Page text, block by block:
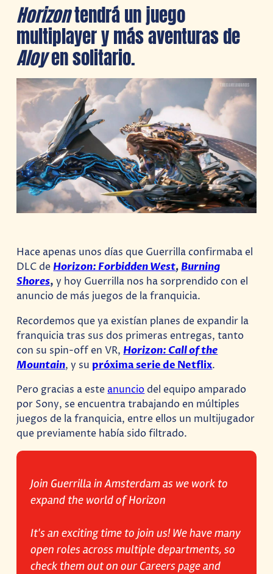
Horizontendrá un juego
multiplayer y más aventuras de
Aloyen solitario.
Hace apenas unos días que Guerrilla confirmaba el
DLC de Horizon: Forbidden West, Burning
Shores, y hoy Guerrilla nos ha sorprendido con el
anuncio de más juegos de la franquicia.
Recordemos que ya existían planes de expandir la
franquicia tras sus dos primeras entregas, tanto
con su spin-off en VR, Horizon: Call of the
Mountain, y su próxima serie de Netflix.
Pero gracias a este anunciodel equipo amparado
por Sony, se encuentra trabajando en múltiples
juegos de la franquicia, entre ellos un multijugador
que previamente había sido filtrado.
Join Guerrilla in Amsterdam as we work to
expand the world of Horizon
It's an exciting time to join us! We have many
open roles across multiple departments, so
check them out on our Careers page and